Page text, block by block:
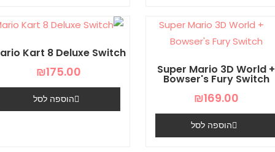
Super Mario 3D World +
Bowser's Fury Switch
₪169.00
הוספה לסל
Kart 8 Deluxe Switch
₪175.00
הוספה לסל